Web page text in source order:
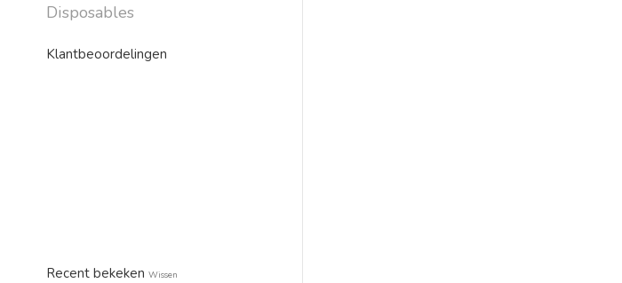
Disposables
Klantbeoordelingen
Recent bekeken Wissen